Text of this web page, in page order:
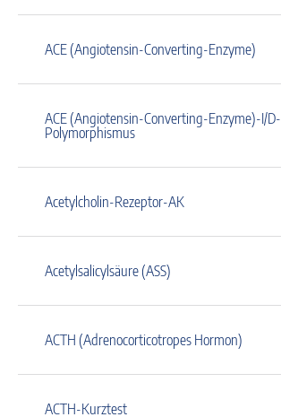
ACE (Angiotensin-Converting-Enzyme)
ACE (Angiotensin-Converting-Enzyme)-I/D-
Polymorphismus
Acetylcholin-Rezeptor-AK
Acetylsalicylsäure (ASS)
ACTH (Adrenocorticotropes Hormon)
ACTH-Kurztest